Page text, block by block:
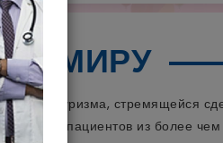
МИРУ
туризма, стремящейся
пациентов из более чем